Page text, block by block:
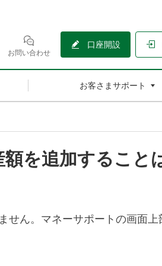
お問い合わせ
口座開設
お客さまサポート
を追加すること
せん。マネーサポートの画面上